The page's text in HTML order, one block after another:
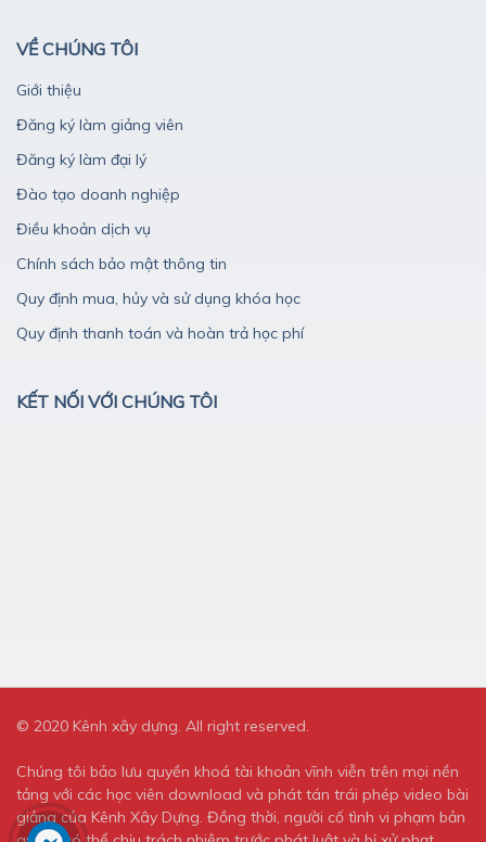
VỀ CHÚNG TÔI
Giới thiệu
Đăng ký làm giảng viên
Đăng ký làm đại lý
Đào tạo doanh nghiệp
Điều khoản dịch vụ
Chính sách bảo mật thông tin
Quy định mua, hủy và sử dụng khóa học
Quy định thanh toán và hoàn trả học phí
KẾT NỐI VỚI CHÚNG TÔI
© 2020 Kênh xây dựng. All right reserved.
Chúng tôi bảo lưu quyền khoá tài khoản vĩnh viễn trên mọi nền
tảng với các học viên download và phát tán trái phép video bài
giảng của Kênh Xây Dựng. Đồng thời, người cố tình vi phạm bản